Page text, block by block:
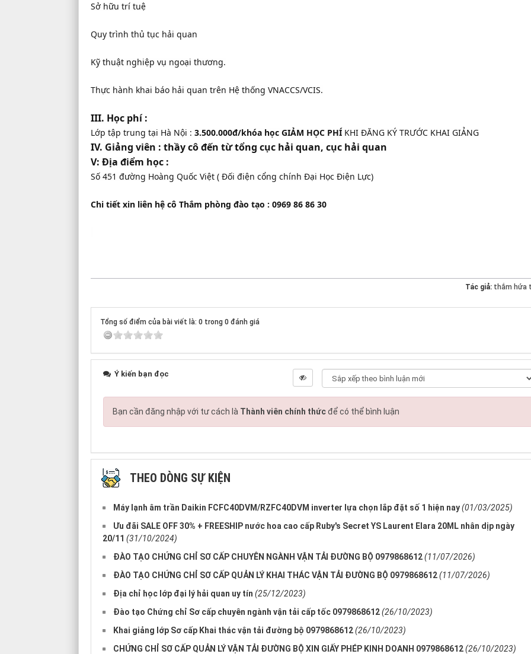
Sở hữu trí tuệ
Quy trình thủ tục hải quan
Kỹ thuật nghiệp vụ ngoại thương.
Thực hành khai báo hải quan trên Hệ thống VNACCS/VCIS.
III. Học phí :
Lớp tập trung tại Hà Nội : 3.500.000đ/khóa học GIẢM HỌC PHÍ KHI ĐĂNG KÝ TRƯỚC KHAI GIẢNG
IV. Giảng viên : thầy cô đến từ tổng cục hải quan, cục hải quan
V: Địa điểm học :
Số 451 đường Hoàng Quốc Việt ( Đối điện cổng chính Đại Học Điện Lực)
Chi tiết xin liên hệ cô Thắm phòng đào tạo : 0969 86 86 30
Tác giả: thắm hứa
Tổng số điểm của bài viết là: 0 trong 0 đánh giá
Ý kiến bạn đọc
Bạn cần đăng nhập với tư cách là Thành viên chính thứcđể có thể bình luận
THEO DÒNG SỰ KIỆN
Máy lạnh âm trần Daikin FCFC40DVM/RZFC40DVM inverter lựa chọn lắp đặt số 1 hiện nay(01/03/2025)
Ưu đãi SALE OFF 30% + FREESHIP nước hoa cao cấp Ruby's Secret YS Laurent Elara 20ML nhân dịp ngày
20/11 (31/10/2024)
ĐÀO TẠO CHỨNG CHỈ SƠ CẤP CHUYÊN NGÀNH VẬN TẢI ĐƯỜNG BỘ 0979868612(11/07/2026)
ĐÀO TẠO CHỨNG CHỈ SƠ CẤP QUẢN LÝ KHAI THÁC VẬN TẢI ĐƯỜNG BỘ 0979868612(11/07/2026)
Địa chỉ học lớp đại lý hải quan uy tín (25/12/2023)
Đào tạo Chứng chỉ Sơ cấp chuyên ngành vận tải cấp tốc 0979868612(26/10/2023)
Khai giảng lớp Sơ cấp Khai thác vận tải đường bộ 0979868612(26/10/2023)
CHỨNG CHỈ SƠ CẤP QUẢN LÝ VẬN TẢI ĐƯỜNG BỘ XIN GIẤY PHÉP KINH DOANH 0979868612(26/10/2023)